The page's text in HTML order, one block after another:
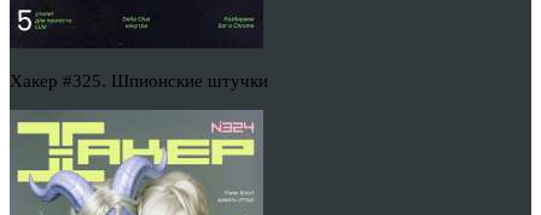
Хакер #325. Шпионские штучки